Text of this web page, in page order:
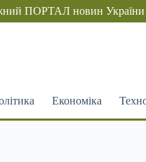
ПОРТАЛ новин України
Економіка